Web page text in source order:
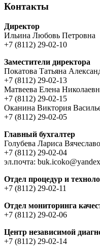
Контакты
Директор
Ильина Любовь Петровна
+7 (8112) 29-02-10
Заместители директора
Покатова Татьяна
+7 (8112) 29-02-13
Матвеева Елена
+7 (8112) 29-02-15
Оканина Виктория
+7 (8112) 29-02-05
Главный бухгалтер
Голубева Лариса
+7 (8112) 29-02-04
эл.почта:
Отдел процедур и
+7 (8112) 29-02-11
Отдел мониторинга
+7 (8112) 29-02-06
Центр независимой
+7 (8112) 29-02-14